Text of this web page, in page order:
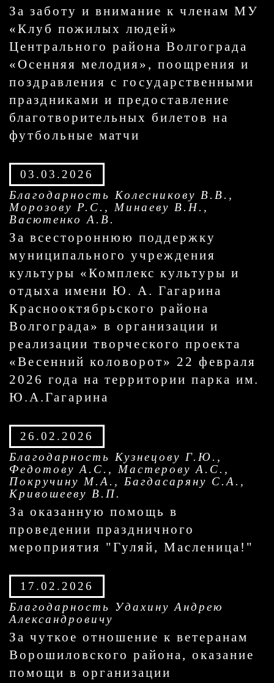
За заботу и внимание к членам МУ
«Клуб пожилых людей»
Центрального района Волгограда
«Осенняя мелодия», поощрения и
поздравления с государственными
праздниками и предоставление
благотворительных билетов на
футбольные матчи
03.03.2026
Благодарность Колесникову В.В.,
Морозову Р.С., Минаеву В.Н.,
Васютенко А.В.
За всестороннюю поддержку
муниципального учреждения
культуры «Комплекс культуры и
отдыха имени Ю. А. Гагарина
Краснооктябрьского района
Волгограда» в организации и
реализации творческого проекта
«Весенний коловорот» 22 февраля
2026 года на территории парка им.
Ю.А.Гагарина
26.02.2026
Благодарность Кузнецову Г.Ю.,
Федотову А.С., Мастерову А.С.,
Покручину М.А., Багдасаряну С.А.,
Кривошееву В.П.
За оказанную помощь в
проведении праздничного
мероприятия "Гуляй, Масленица!"
17.02.2026
Благодарность Удахину Андрею
Александровичу
За чуткое отношение к ветеранам
Ворошиловского района, оказание
помощи в организации